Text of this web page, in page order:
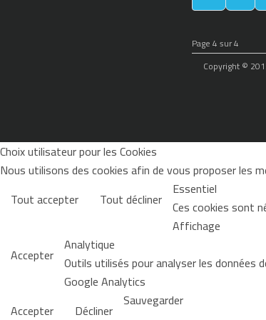
Page 4 sur 4
Copyright ©
Choix utilisateur pour les Cookies
Nous utilisons des cookies afin de vous proposer les
Tout accepter
Tout décliner Essentiel
Ces cookies sont
Affichage
Accepter Analytique
Outils utilisés pour analyser les
Google Analytics
Accepter
Décliner Sauvegarder